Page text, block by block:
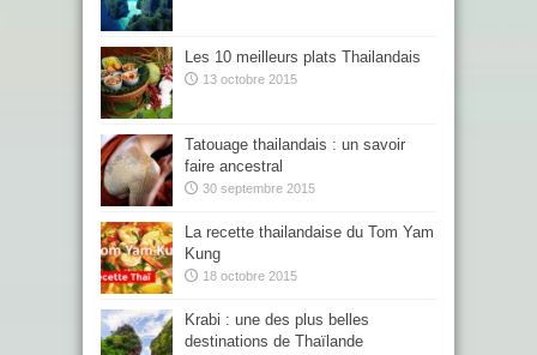
Les 10 meilleurs plats Thailandais
13 octobre 2015
Tatouage thailandais : un savoir
faire ancestral
30 septembre 2015
La recette thailandaise du Tom Yam
Kung
18 octobre 2015
Krabi : une des plus belles
destinations de Thaïlande